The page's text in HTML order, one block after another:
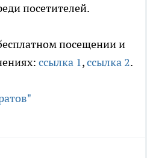
посетителей.
посещении и
ссылка 1,ссылка 2.